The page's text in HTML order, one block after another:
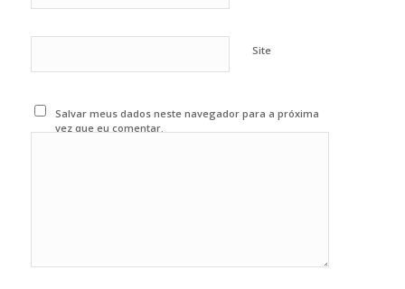
Site
Salvar meus dados neste navegador para a próxima
vez que eu comentar.